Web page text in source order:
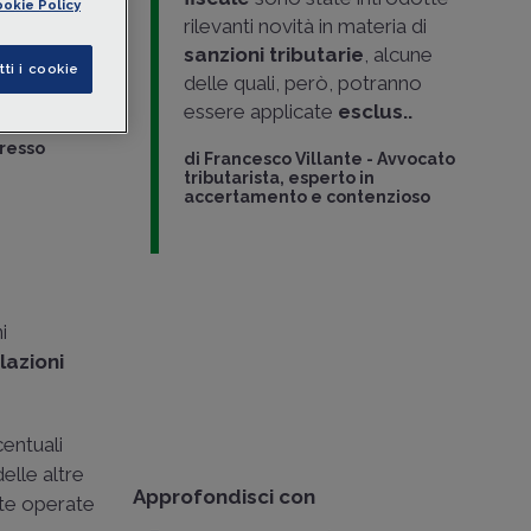
del
di
altre
operate
rilevanti novità in materia di
sanzioni tributarie, alcune
delle quali, però, potranno
essere applicate esclus..
di Francesco Villante - Avvocato
tributarista, esperto in
accertamento e contenzioso
Approfondisci con
Policy
i cookie